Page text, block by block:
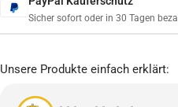
Sicher sofort oder in 30 Tagen
Unsere Produkte einfach erklärt: